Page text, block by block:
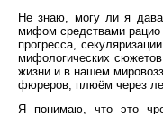
Не знаю, могу ли я
мифом средствами рацио
прогресса,
мифологических
жизни и в нашем
фюреров, плюём через
Я понимаю, что это